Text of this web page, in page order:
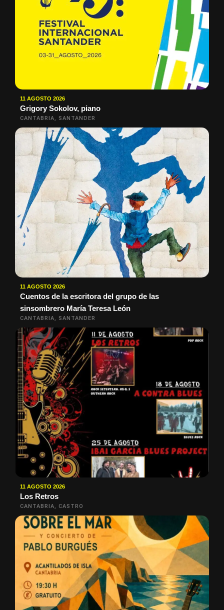
11 AGOSTO 2026
Grigory Sokolov, piano
CANTABRIA, SANTANDER
11 AGOSTO 2026
Cuentos de la escritora del grupo de las
sinsombrero María Teresa León
CANTABRIA, SANTANDER
11 AGOSTO 2026
Los Retros
CANTABRIA, CASTRO